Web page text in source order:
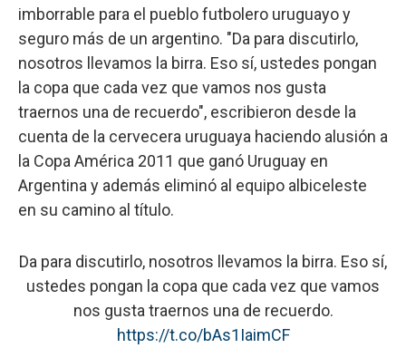
imborrable para el pueblo futbolero uruguayo y
seguro más de un argentino. "Da para discutirlo,
nosotros llevamos la birra. Eso sí, ustedes pongan
la copa que cada vez que vamos nos gusta
traernos una de recuerdo", escribieron desde la
cuenta de la cervecera uruguaya haciendo alusión a
la Copa América 2011 que ganó Uruguay en
Argentina y además eliminó al equipo albiceleste
en su camino al título.
Da para discutirlo, nosotros llevamos la birra. Eso sí,
ustedes pongan la copa que cada vez que vamos
nos gusta traernos una de recuerdo.
https://t.co/bAs1IaimCF